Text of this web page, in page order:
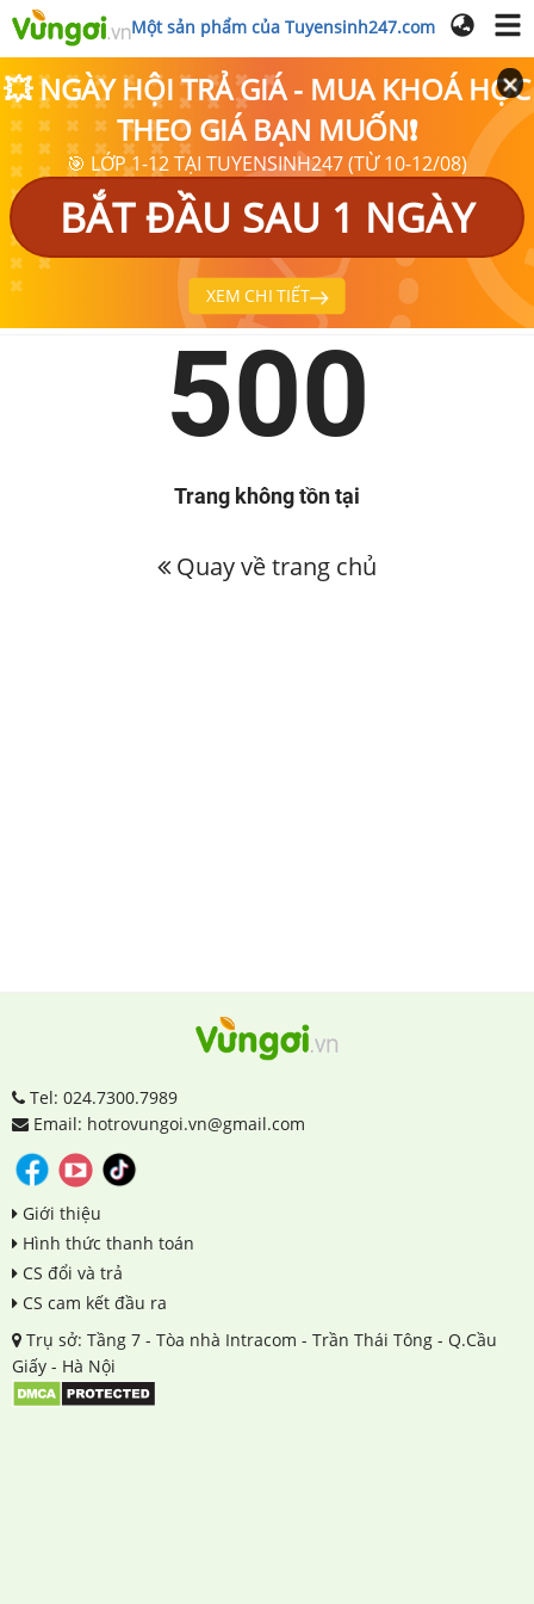
Một sản phẩm của Tuyensinh247.com
💥 NGÀY HỘI TRẢ GIÁ - MUA KHOÁ HỌC
THEO GIÁ BẠN MUỐN❗
🎯 LỚP 1-12 TẠI TUYENSINH247 (TỪ 10-12/08)
BẮT ĐẦU SAU 1 NGÀY
XEM CHI TIẾT
500
Trang không tồn tại
Quay về trang chủ
Tel: 024.7300.7989
Email: hotrovungoi.vn@gmail.com
Giới thiệu
Hình thức thanh toán
CS đổi và trả
CS cam kết đầu ra
Trụ sở: Tầng 7 - Tòa nhà Intracom - Trần Thái Tông - Q.Cầu
Giấy - Hà Nội